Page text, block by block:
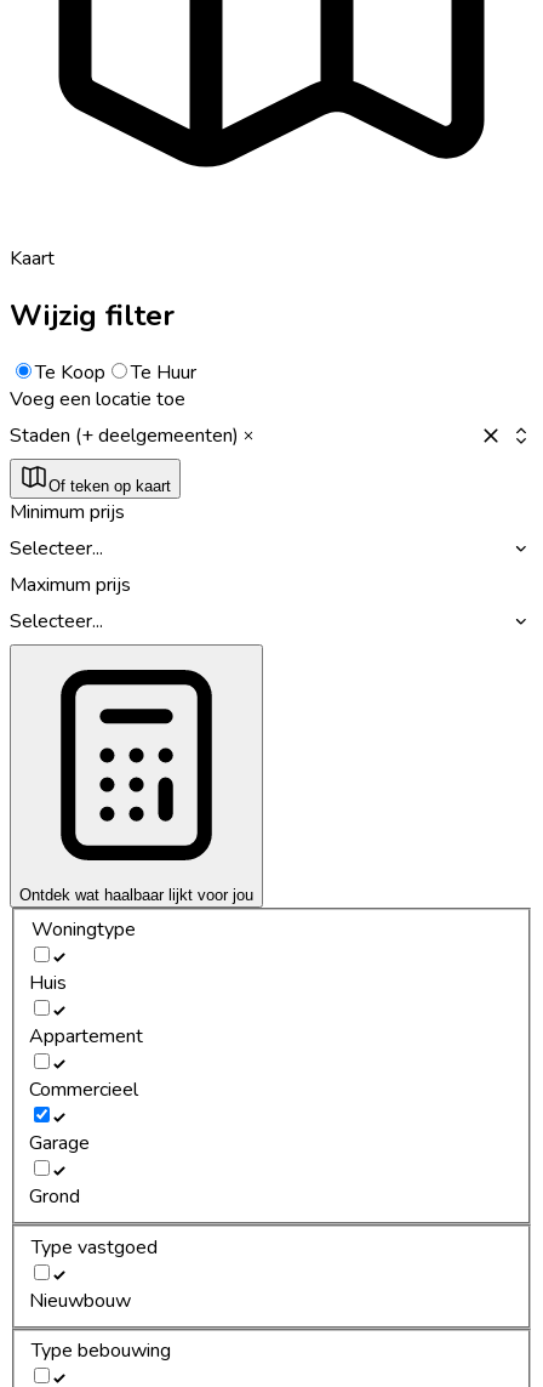
Kaart
Wijzig filter
Te Koop
Te Huur
Voeg een locatie toe
Staden (+ deelgemeenten)
Of teken op kaart
Minimum prijs
Selecteer...
Maximum prijs
Selecteer...
Ontdek wat haalbaar lijkt voor jou
Woningtype
Huis
Appartement
Commercieel
Garage
Grond
Type vastgoed
Nieuwbouw
Type bebouwing